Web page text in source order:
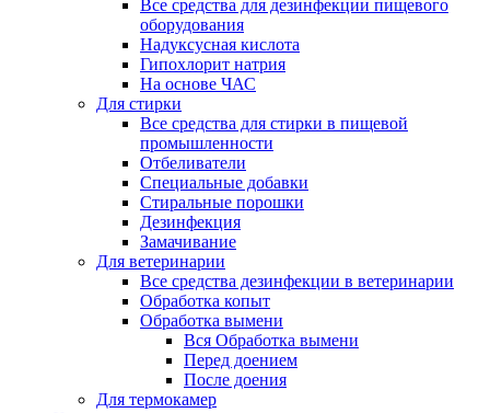
Все средства для дезинфекции пищевого
оборудования
Надуксусная кислота
Гипохлорит натрия
На основе ЧАС
Для стирки
Все средства для стирки в пищевой
промышленности
Отбеливатели
Специальные добавки
Стиральные порошки
Дезинфекция
Замачивание
Для ветеринарии
Все средства дезинфекции в ветеринарии
Обработка копыт
Обработка вымени
Вся Обработка вымени
Перед доением
После доения
Для термокамер